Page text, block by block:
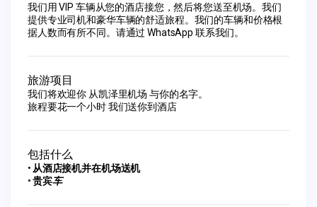
我们用 VIP 车辆从您的酒店接您，然后将您送至机场。我们
提供专业司机和豪华车辆的舒适旅程。我们的车辆和价格根
据人数而有所不同。请通过 WhatsApp 联系我们。
旅游项目
我们将欢迎你 从凯泽里机场 与你的名字。
旅程要花一个小时 我们送你到酒店
包括什么
从酒店接机并在机场送机
贵宾车